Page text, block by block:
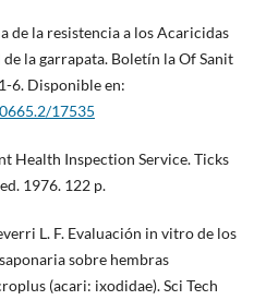
de la resistencia a los Acaricidas
la garrapata. Boletín la Of Sanit
6. Disponible en:
17535
Health Inspection Service. Ticks
1976. 122 p.
L. F. Evaluación in vitro de los
sobre hembras
(acari: ixodidae). Sci Tech